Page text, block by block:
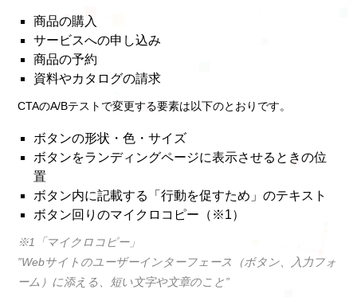
商品の購入
サービスへの申し込み
商品の予約
資料やカタログの請求
CTAのA/Bテストで変更する要素は以下のとおりです。
ボタンの形状・色・サイズ
ボタンをランディングページに表示させるときの位
置
ボタン内に記載する「行動を促すため」のテキスト
ボタン回りのマイクロコピー（※1）
※1「マイクロコピー」
”Webサイトのユーザーインターフェース（ボタン、入力フォ
ーム）に添える、短い文字や文章のこと”